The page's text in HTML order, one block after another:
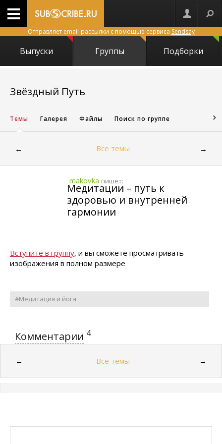
Отправляет email-рассылки с помощью сервиса Sendsay
Выпуски Группы Подборки
Звёздный Путь
Темы Галерея Файлы Поиск по группе
← Все темы →
makovka пишет:
Медитации – путь к
здоровью и внутренней
гармонии
Вступите в группу, и вы сможете просматривать
изображения в полном размере
#Медитация и йога
Комментарии 4
← Все темы →